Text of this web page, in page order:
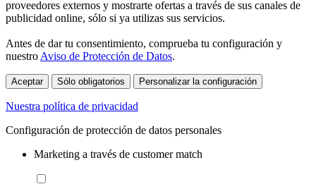
proveedores externos y mostrarte ofertas a través de sus canales de
publicidad online, sólo si ya utilizas sus servicios.
Antes de dar tu consentimiento, comprueba tu configuración y
nuestro Aviso de Protección de Datos.
Aceptar Sólo obligatorios Personalizar la configuración
Nuestra política de privacidad
Configuración de protección de datos personales
Marketing a través de customer match